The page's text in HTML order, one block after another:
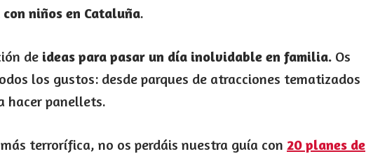
niños en Cataluña.
de ideas para pasar un día inolvidable en familia. Os
los gustos: desde parques de atracciones tematizados
hacer panellets.
terrorífica, no os perdáis nuestra guía con 20 planes de